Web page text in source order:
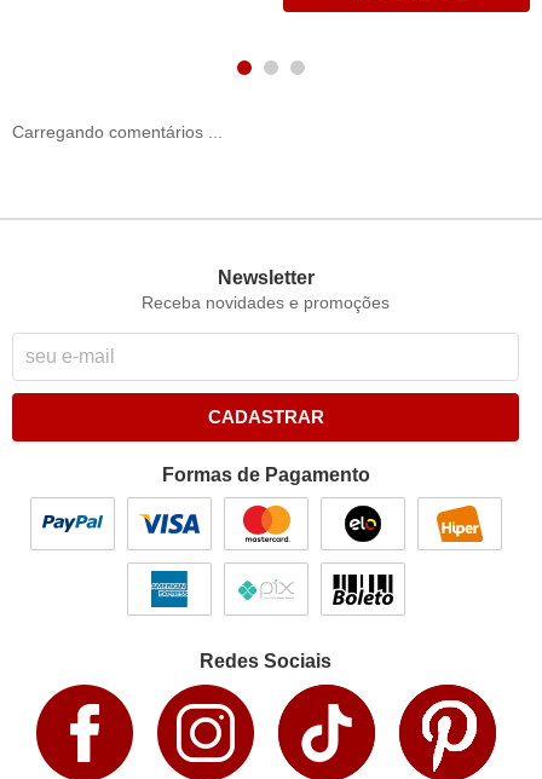
Carregando comentários ...
Newsletter
Receba novidades e promoções
CADASTRAR
Formas de Pagamento
Redes Sociais